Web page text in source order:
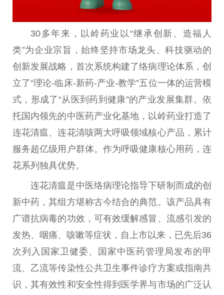
30多年来，以岭药业以“继承创新、造福人
类”为企业宗旨，始终坚持市场龙头、科技驱动的
创新发展战略，首次系统构建了络病理论体系，创
立了“理论-临床-新药-产业-教学”五位一体的运营模
式，形成了“从医到药到健康”的产业发展集群。依
托国内领先的中医药产业化基地，以岭药业打造了
连花清瘟、连花清咳两大呼吸领域核心产品，累计
服务超亿级用户群体。作为呼吸健康核心用药，连
花系列独具优势。
连花清瘟是中医络病理论指导下研制而成的创
新中药，其组方堪称古今结合的典范。该产品具有
广谱抗病毒的功效，可有效缓解感冒、流感引发的
发热、咽痛、咳嗽等症状，自上市以来，已先后36
次列入国家卫健委、国家中医药管理局发布的甲
流、乙流等传染性公共卫生事件诊疗方案或指南共
识，其有效性和安全性得到医学界与市场的广泛认